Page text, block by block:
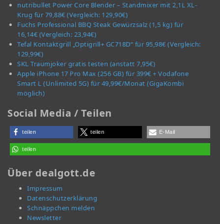
nutribullet Power Core Blender – Standmixer mit 2,1L XL-
Krug für 79,88€ (Vergleich: 129,90€)
Fuchs Professional BBQ Steak Gewürzsalz (1,5 kg) für
16,14€ (Vergleich: 23,94€)
Tefal Kontaktgrill „Optigrill+ GC718D“ für 95,98€ (Vergleich:
129,99€)
SKL Traumjoker gratis testen (anstatt 7,95€)
Apple iPhone 17 Pro Max (256 GB) für 399€ + Vodafone
Smart L (Unlimited 5G) für 49,99€/Monat (GigaKombi
möglich)
Social Media / Teilen
teilen teilen E-Mail
teilen
Über dealgott.de
Impressum
Datenschutzerklärung
Schnäppchen melden
Newsletter